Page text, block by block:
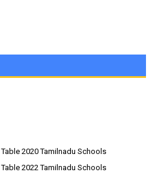
2020 Tamilnadu Schools
2022 Tamilnadu Schools